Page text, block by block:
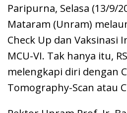
Paripurna, Selasa (13/9/
Mataram (Unram)
Check Up dan Vaksinasi
MCU-VI. Tak hanya itu,
melengkapi diri dengan
Tomography-Scan atau